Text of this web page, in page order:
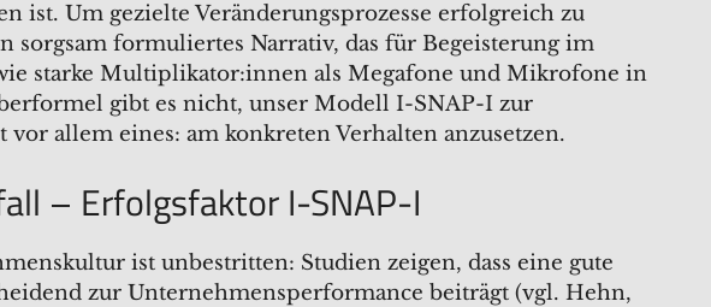
ist. Um gezielte Veränderungsprozesse erfolgreich zu
sorgsam formuliertes Narrativ, das für Begeisterung im
starke Multiplikator:innen als Megafone und Mikrofone in
gibt es nicht, unser Modell I-SNAP-I zur
allem eines: am konkreten Verhalten anzusetzen.
– Erfolgsfaktor I-SNAP-I
ist unbestritten: Studien zeigen, dass eine gute
zur Unternehmensperformance beiträgt (vgl. Hehn,